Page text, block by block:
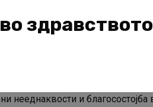
здравството
и благосостојба